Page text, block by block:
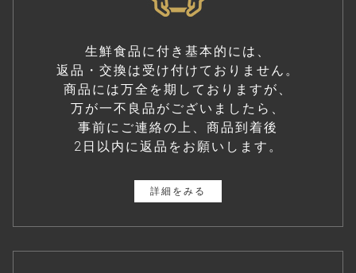
生鮮食品に付き基本的には、
返品・交換は受け付けておりません。
商品には万全を期しておりますが、
万が一不良品がございましたら、
事前にご連絡の上、商品到着後
2日以内に返品をお願いします。
詳細をみる